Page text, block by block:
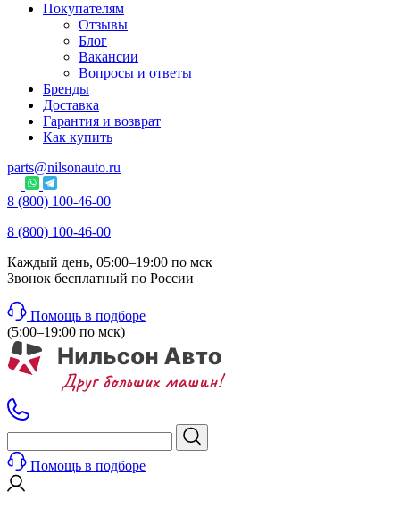
Покупателям
Отзывы
Блог
Вакансии
Вопросы и ответы
Бренды
Доставка
Гарантия и возврат
Как купить
parts@nilsonauto.ru
8 (800) 100-46-00
8 (800) 100-46-00
Каждый день, 05:00–19:00 по мск
Звонок бесплатный по России
Помощь в подборе
(5:00–19:00 по мск)
Помощь в подборе